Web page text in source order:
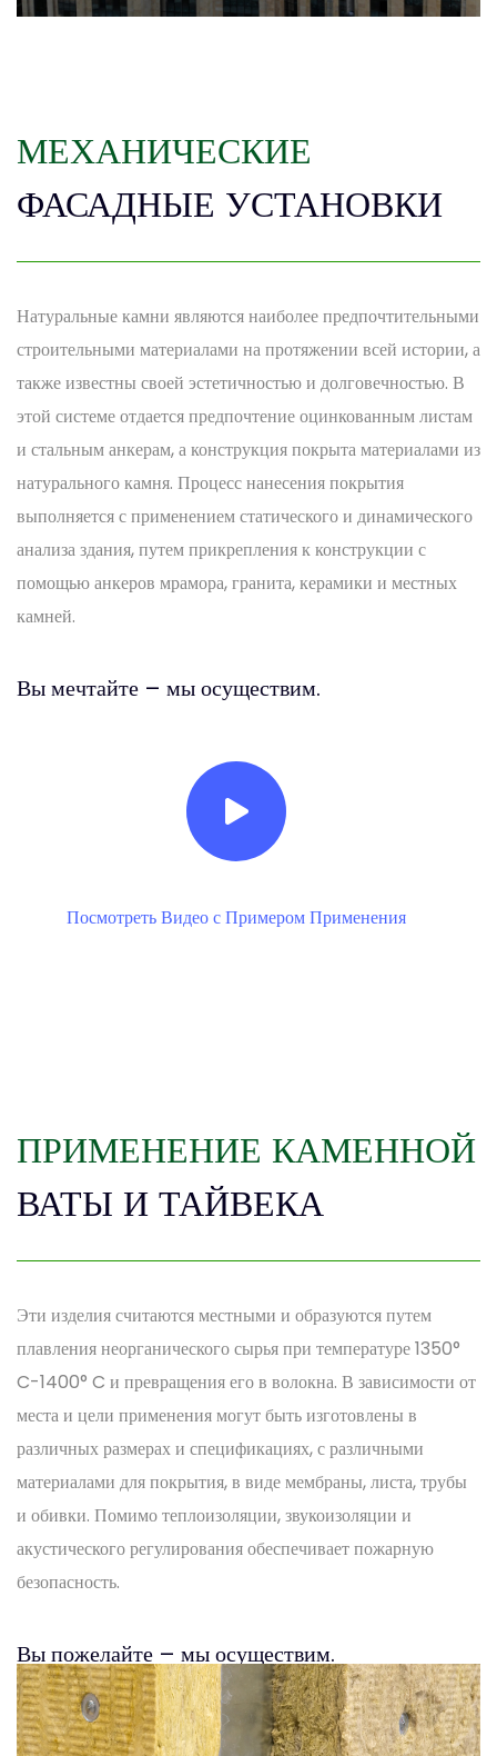
МЕХАНИЧЕСКИЕ
ФАСАДНЫЕ УСТАНОВКИ
Натуральные камни являются наиболее предпочтительными
строительными материалами на протяжении всей истории, а
также известны своей эстетичностью и долговечностью. В
этой системе отдается предпочтение оцинкованным листам
и стальным анкерам, а конструкция покрыта материалами из
натурального камня. Процесс нанесения покрытия
выполняется с применением статического и динамического
анализа здания, путем прикрепления к конструкции с
помощью анкеров мрамора, гранита, керамики и местных
камней.
Вы мечтайте – мы осуществим.
Посмотреть Видео с Примером Применения
ПРИМЕНЕНИЕ КАМЕННОЙ
ВАТЫ И ТАЙВЕКА
Эти изделия считаются местными и образуются путем
плавления неорганического сырья при температуре 1350°
C-1400° C и превращения его в волокна. В зависимости от
места и цели применения могут быть изготовлены в
различных размерах и спецификациях, с различными
материалами для покрытия, в виде мембраны, листа, трубы
и обивки. Помимо теплоизоляции, звукоизоляции и
акустического регулирования обеспечивает пожарную
безопасность.
Вы пожелайте – мы осуществим.